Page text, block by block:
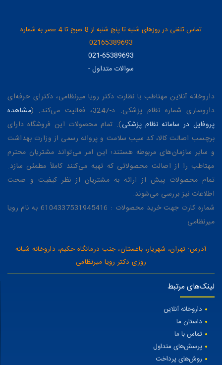
تماس تلفنی در روزهای شنبه تا پنج شنبه از 8 صبح تا 4 عصر به شماره
02165389693
021-65389693
سوالات متداول-
داروخانه آنلاین مهتاطب با نظارت دکتر رویا میرنظامی، دکترای حرفه‌ای
داروسازی شماره نظام پزشکی: د-3247، فعالیت می‌کند. (
مشاهده
پروفایل در سامانه نظام پزشکی). تمام محصولات این فروشگاه دارای
برچسب اصالت کالا، کد سیب سلامت و پروانه رسمی از وزارت بهداشت
و سایر سازمان‌های مربوطه هستند؛ این امر می‌تواند مشتریان محترم
مهتاطب را از اصالت محصولاتی که تهیه می‌کنند کاملاً مطمئن سازد.
تمام محصولات پیش از ارائه به مشتریان از نظر کیفیت و صحت
اطلاعات نیز بررسی می‌شوند.
شماره کارت جهت خرید محصولات : 6104337531945416 به نام رویا
میرنظامی
آدرس: تهران، شهریار، باغستان، جنب درمانگاه حکیم، داروخانه شبانه
روزی دکتر رویا میرنظامی
لینک‌های مرتبط
داروخانه آنلاین
داستان ما
تماس با ما
پرسش‌های متداول
روش‌های پرداخت